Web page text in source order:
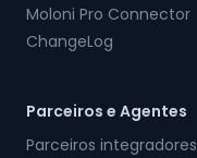
Moloni Pro Connector
ChangeLog
Parceiros e Agentes
Parceiros integradores